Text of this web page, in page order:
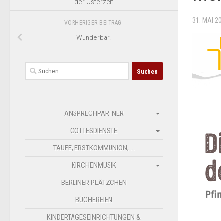
31. MAI
der Osterzeit
VORHERIGER BEITRAG
Wunderbar!
Suchen
nach:
ANSPRECHPARTNER
GOTTESDIENSTE
TAUFE, ERSTKOMMUNION, …
KIRCHENMUSIK
BERLINER PLÄTZCHEN
BÜCHEREIEN
KINDERTAGESEINRICHTUNGEN &